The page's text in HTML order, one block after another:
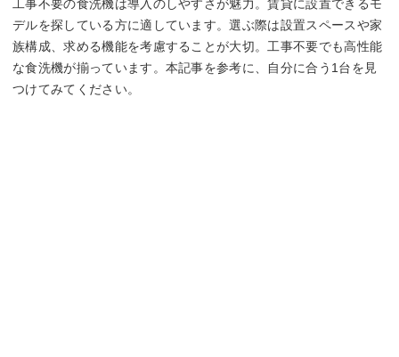
工事不要の食洗機は導入のしやすさが魅力。賃貸に設置できるモ
デルを探している方に適しています。選ぶ際は設置スペースや家
族構成、求める機能を考慮することが大切。工事不要でも高性能
な食洗機が揃っています。本記事を参考に、自分に合う1台を見
つけてみてください。